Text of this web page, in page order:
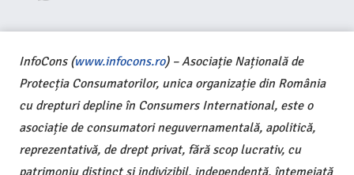
InfoCons (www.infocons.ro) – Asociație Națională de
Protecția Consumatorilor, unica organizație din România
cu drepturi depline în Consumers International, este o
asociație de consumatori neguvernamentală, apolitică,
reprezentativă, de drept privat, fără scop lucrativ, cu